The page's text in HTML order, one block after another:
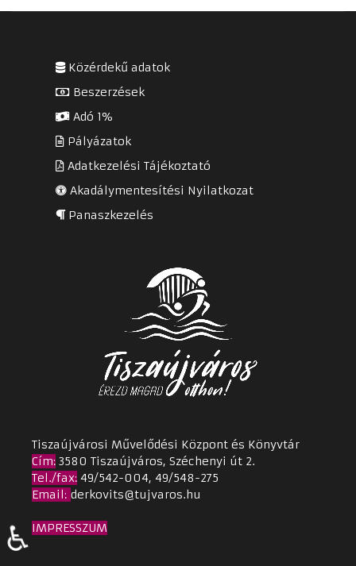
Közérdekű adatok
Beszerzések
Adó 1%
Pályázatok
Adatkezelési Tájékoztató
Akadálymentesítési Nyilatkozat
Panaszkezelés
Tiszaújvárosi Művelődési Központ és Könyvtár
Cím: 3580 Tiszaújváros, Széchenyi út 2.
Tel./fax: 49/542-004, 49/548-275
Email: derkovits@tujvaros.hu
IMPRESSZUM